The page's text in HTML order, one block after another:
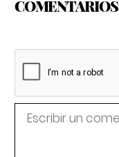
COMENTARIOS